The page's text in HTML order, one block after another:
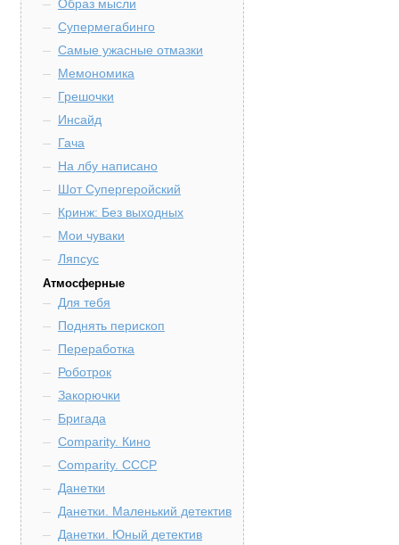
Образ мысли
Супермегабинго
Самые ужасные отмазки
Мемономика
Грешочки
Инсайд
Гача
На лбу написано
Шот Супергеройский
Кринж: Без выходных
Мои чуваки
Ляпсус
Атмосферные
Для тебя
Поднять перископ
Переработка
Роботрок
Закорючки
Бригада
Comparity. Кино
Comparity. СССР
Данетки
Данетки. Маленький детектив
Данетки. Юный детектив